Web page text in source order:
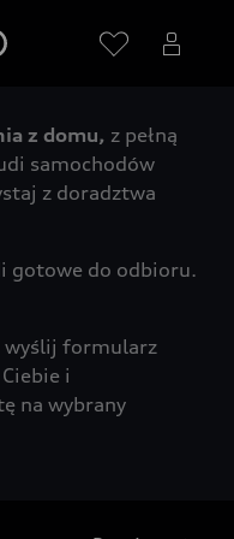
Audi
z domu, z pełną
samochodów
z doradztwa
gotowe do odbioru.
wyślij formularz
i
na wybrany